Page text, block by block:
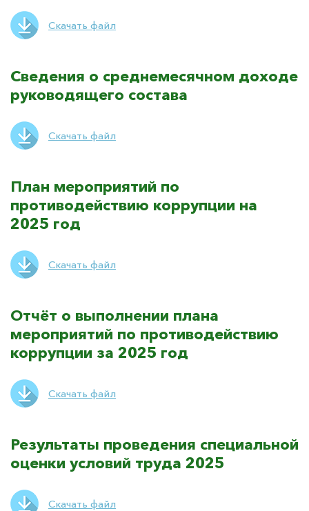
Скачать файл
Сведения о среднемесячном доходе
руководящего состава
Скачать файл
План мероприятий по
противодействию коррупции на
2025 год
Скачать файл
Отчёт о выполнении плана
мероприятий по противодействию
коррупции за 2025 год
Скачать файл
Результаты проведения специальной
оценки условий труда 2025
Скачать файл